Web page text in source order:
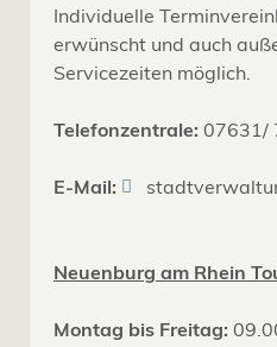
Individuelle
erwünscht und auch
Servicezeiten möglich.
Telefonzentrale: 07631/
E-Mail:
Neuenburg am Rhein
Montag bis Freitag: